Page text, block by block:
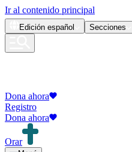
Ir al contenido principal
Edición español Secciones
Dona ahora
Registro
Dona ahora
Orar